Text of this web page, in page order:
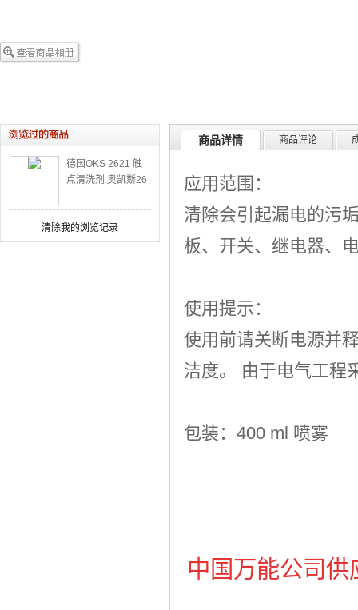
德国OKS 2621 触
点清洗剂 奥凯斯26
润滑剂喷剂
清除我的浏览记录
商品详情 商品评论
应用范围：
清除会引起漏电的污
板、开关、继电器、
使用提示：
使用前请关断电源并
洁度。 由于电气工程
包装：400 ml 喷雾
中国万能公司